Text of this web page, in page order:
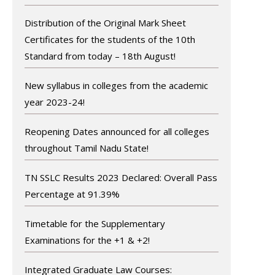
Distribution of the Original Mark Sheet
Certificates for the students of the 10th
Standard from today – 18th August!
New syllabus in colleges from the academic
year 2023-24!
Reopening Dates announced for all colleges
throughout Tamil Nadu State!
TN SSLC Results 2023 Declared: Overall Pass
Percentage at 91.39%
Timetable for the Supplementary
Examinations for the +1 & +2!
Integrated Graduate Law Courses: